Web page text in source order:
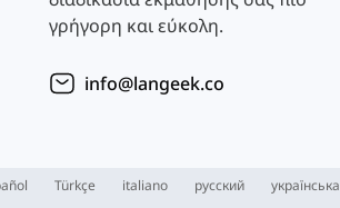
γρήγορη και εύκολη.
info@langeek.co
Türkçe italiano русский українська